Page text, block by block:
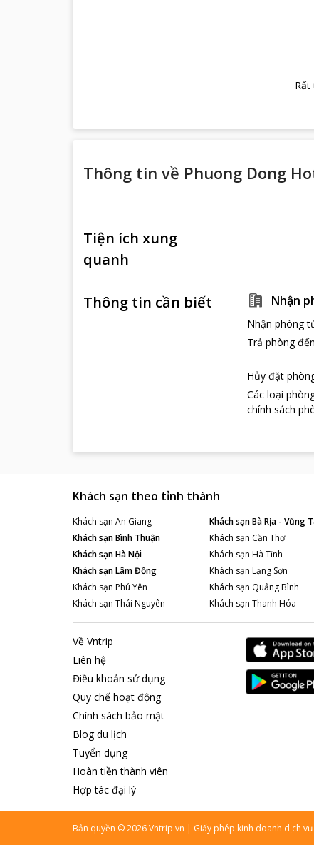
Thông tin về Phuong Dong
Tiện ích xung
quanh
Thông tin cần biết Nhận
Nhận phòng
Trả phòng đến
Hủy đặt
Các loại
chính sách
Khách sạn theo tỉnh thành
Khách sạn An Giang Khách sạnBà Rịa - Vũng
Khách sạnBình Thuận Khách sạn Cần Thơ
Khách sạnHà Nội Khách sạn Hà Tĩnh
Khách sạnLâm Đồng Khách sạn Lạng Sơn
Khách sạn Phú Yên Khách sạn Quảng Bình
Khách sạn Thái Nguyên Khách sạn Thanh Hóa
Về Vntrip
Liên hệ
Điều khoản sử dụng
Quy chế hoạt động
Chính sách bảo mật
Blog du lịch
Tuyển dụng
Hoàn tiền thành viên
Hợp tác đại lý
Bản quyền ©2026Vntrip.vn | Giấy phép kinh doanh dịch